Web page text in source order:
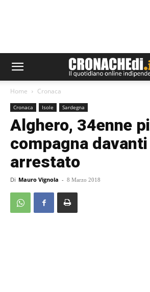
Home Cronaca
Cronaca Isole Sardegna
Alghero, 34enne
compagna
arrestato
Di Mauro Vignola - 8 Marzo 2018